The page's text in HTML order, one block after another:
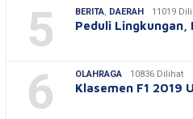
5 BERITA, DAERAH 11019
Peduli
6 OLAHRAGA 10836 Dilihat
Klasemen F1 2019